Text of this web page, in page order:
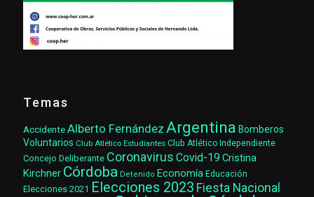
Temas
AccidenteAlberto Fernández Argentina Bomberos
Voluntarios Club Atlético Estudiantes Club Atlético Independiente
Concejo Deliberante Coronavirus Covid-19 Cristina
Kirchner Córdoba Detenido Economía Educación
Elecciones 2021 Elecciones 2023 Fiesta Nacional